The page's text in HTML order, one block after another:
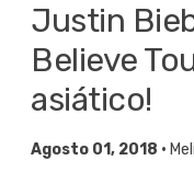
Justin
Believe
asiático!
Agosto 01, 2018 •